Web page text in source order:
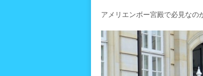
アメリエンボー宮殿で必見なの